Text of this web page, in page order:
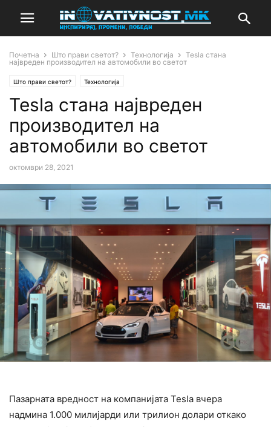
Почетна Што прави светот? Технологија
Tesla стана
највреден производител на автомобили во светот
Што прави светот? Технологија
Tesla стана највреден
производител на
автомобили во светот
октомври 28, 2021
Пазарната вредност на компанијата Tesla вчера
надмина 1.000 милијарди или трилион долари откако